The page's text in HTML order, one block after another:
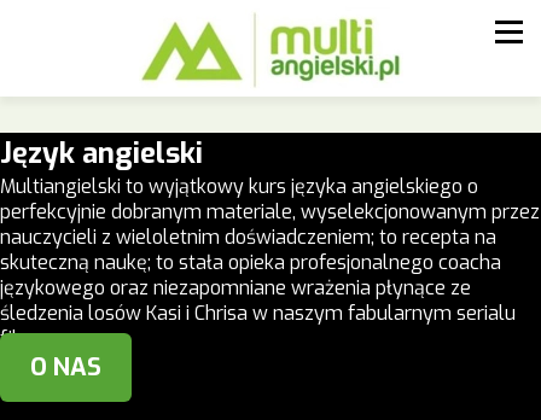
Język angielski
Multiangielski to wyjątkowy kurs języka angielskiego o
perfekcyjnie dobranym materiale, wyselekcjonowanym przez
nauczycieli z wieloletnim doświadczeniem; to recepta na
skuteczną naukę; to stała opieka profesjonalnego coacha
językowego oraz niezapomniane wrażenia płynące ze
śledzenia losów Kasi i Chrisa w naszym fabularnym serialu
filmowym.
O NAS